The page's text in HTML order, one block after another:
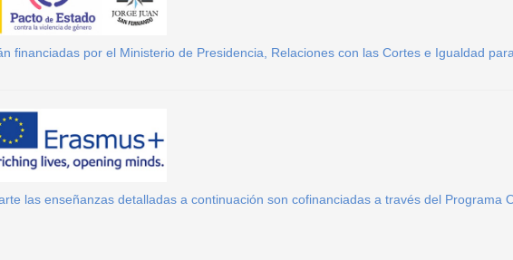
financiadas por el Ministerio de Presidencia, Relaciones con las Cortes e Igualdad
las enseñanzas detalladas a continuación son cofinanciadas a través del Programa